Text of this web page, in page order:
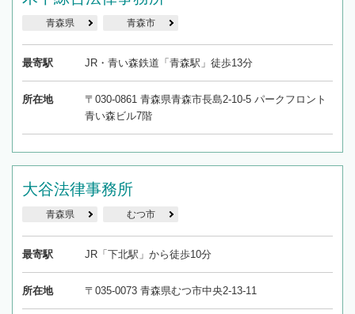
青森県 青森市
最寄駅 JR・青い森鉄道「青森駅」徒歩13分
所在地
〒030-0861 青森県青森市長島2-10-5 パークフロント
青い森ビル7階
大谷法律事務所
青森県 むつ市
最寄駅 JR「下北駅」から徒歩10分
所在地 〒035-0073 青森県むつ市中央2-13-11